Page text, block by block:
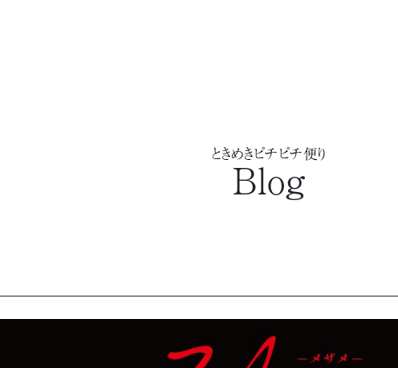
ときめきピチピチ便り
Blog